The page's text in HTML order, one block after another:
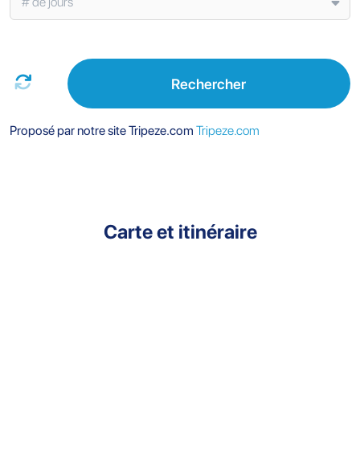
Rechercher
Proposé par notre site Tripeze.com Tripeze.com
Carte et itinéraire